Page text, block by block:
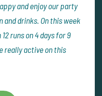
and enjoy our party
and drinks. On this week
runs on 4 days for 9
really active on this